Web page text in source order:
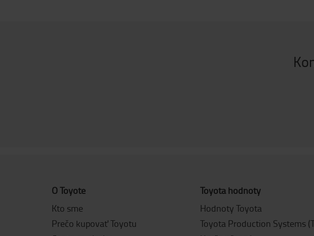
O Toyote
Kto sme
Prečo kupovať Toyotu
Toyota hodnoty
Hodnoty Toyota
Toyota Production Systems